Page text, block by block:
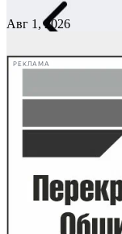
Авг 1, 2026
РЕКЛАМА